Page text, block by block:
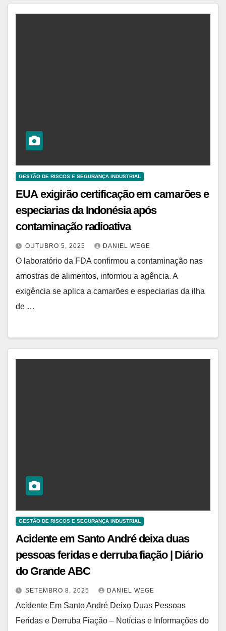
GESTÃO DE RISCOS E SEGURANÇA INDUSTRIAL
EUA exigirão certificação em camarões e
especiarias da Indonésia após
contaminação radioativa
OUTUBRO 5, 2025 DANIEL WEGE
O laboratório da FDA confirmou a contaminação nas
amostras de alimentos, informou a agência. A
exigência se aplica a camarões e especiarias da ilha
de …
GESTÃO DE RISCOS E SEGURANÇA INDUSTRIAL
Acidente em Santo André deixa duas
pessoas feridas e derruba fiação | Diário
do Grande ABC
SETEMBRO 8, 2025 DANIEL WEGE
Acidente Em Santo André Deixo Duas Pessoas
Feridas e Derruba Fiação – Notícias e Informações do